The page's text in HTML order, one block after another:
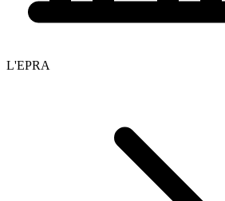
L'EPRA